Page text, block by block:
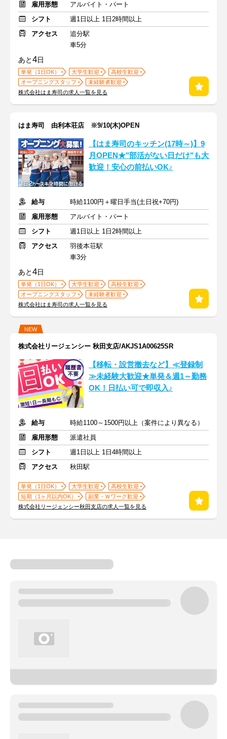
雇用形態
アルバイト・パート
シフト
週1日以上 1日2時間以上
アクセス
追分駅
車5分
あと4日
単発（1日OK） 大学生歓迎
高校生歓迎
オープニングスタッフ
未経験者歓迎
株式会社はま寿司の求人一覧を見る
はま寿司 由利本荘店 ※9/10(木)OPEN
【はま寿司のキッチン(17時～)】9
月OPEN★"部活がない日だけ"も大
歓迎！安心の前払いOK♪
給与
時給1100円＋曜日手当(土日祝+70円)
雇用形態
アルバイト・パート
シフト
週1日以上 1日2時間以上
アクセス
羽後本荘駅
車3分
あと4日
単発（1日OK） 大学生歓迎
高校生歓迎
オープニングスタッフ
未経験者歓迎
株式会社はま寿司の求人一覧を見る
NEW
株式会社リージェンシー 秋田支店/AKJS1A00625SR
【移転・設営撤去など】≪登録制
≫未経験大歓迎★単発＆週1～勤務
OK！日払い可で即収入♪
給与
時給1100～1500円以上（案件により異なる）
雇用形態
派遣社員
シフト
週1日以上 1日4時間以上
アクセス
秋田駅
単発（1日OK） 大学生歓迎
高校生歓迎
短期（1ヶ月以内OK）
副業・Ｗワーク歓迎
株式会社リージェンシー秋田支店の求人一覧を見る